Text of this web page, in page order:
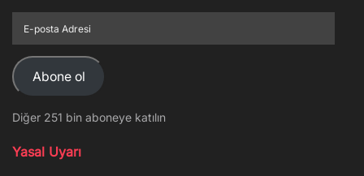
posta
Adresi
Abone ol
Diğer 251 bin aboneye katılın
Yasal Uyarı